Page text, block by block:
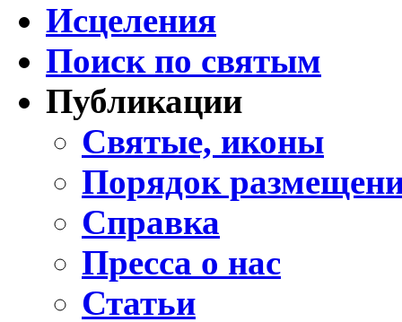
Исцеления
Поиск по святым
Публикации
Святые, иконы
Порядок
Справка
Пресса о нас
Статьи